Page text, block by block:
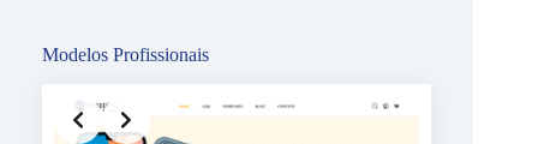
Modelos Profissionais